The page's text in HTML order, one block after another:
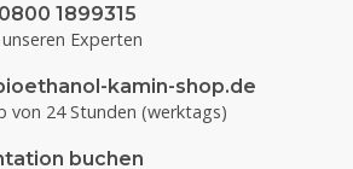
1899315
Experten
kamin-shop.de
von 24 Stunden (werktags)
buchen